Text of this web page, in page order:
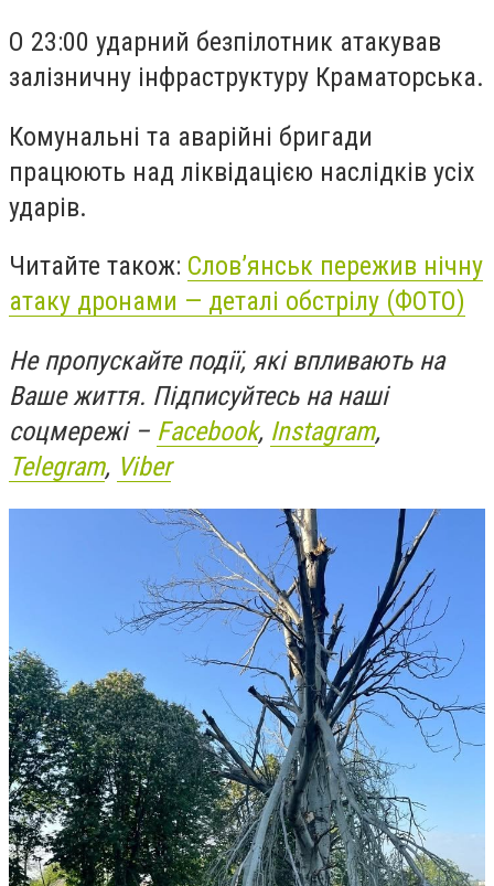
О 23:00 ударний безпілотник атакував
залізничну інфраструктуру Краматорська.
Комунальні та аварійні бригади
працюють над ліквідацією наслідків усіх
ударів.
Читайте також: Словʼянськ пережив нічну
атаку дронами — деталі обстрілу (ФОТО)
Не пропускайте події, які впливають на
Ваше життя. Підписуйтесь на наші
соцмережі – Facebook, Instagram,
Telegram, Viber